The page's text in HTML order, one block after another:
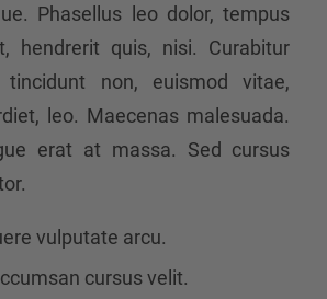
Phasellus leo dolor, tempus
hendrerit quis, nisi. Curabitur
tincidunt non, euismod vitae,
leo. Maecenas malesuada.
erat at massa. Sed cursus
vulputate arcu.
cursus velit.